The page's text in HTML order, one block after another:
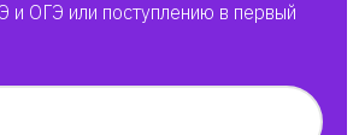
и ОГЭ или поступлению в первый